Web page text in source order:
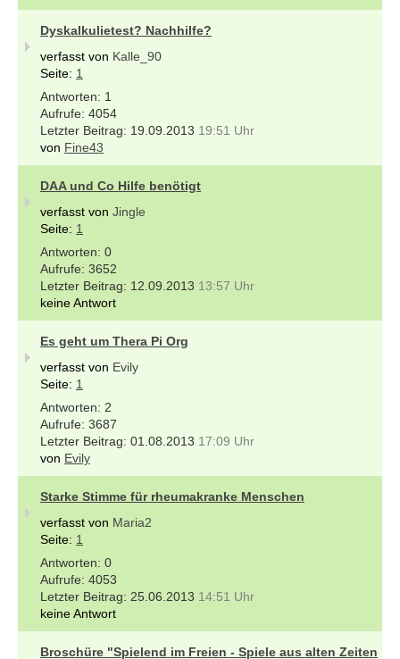
Dyskalkulietest? Nachhilfe?
verfasst von Kalle_90
Seite: 1
1
4054
19.09.2013 19:51 Uhr
von Fine43
DAA und Co Hilfe benötigt
verfasst von Jingle
Seite: 1
0
3652
12.09.2013 13:57 Uhr
keine Antwort
Es geht um Thera Pi Org
verfasst von Evily
Seite: 1
2
3687
01.08.2013 17:09 Uhr
von Evily
Starke Stimme für rheumakranke Menschen
verfasst von Maria2
Seite: 1
0
4053
25.06.2013 14:51 Uhr
keine Antwort
Broschüre "Spielend im Freien - Spiele aus alten Zeiten